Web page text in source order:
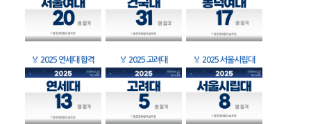
🏅 2025 연세대 합격 🏅 2025 고려대 🏅 2025 서울시립대